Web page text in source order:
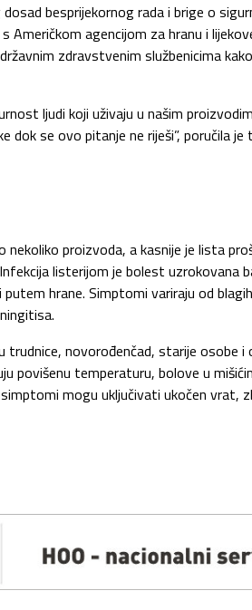
besprijekornog rada i brige o
Američkom agencijom za hranu i
zdravstvenim službenicima
ljudi koji uživaju u našim
dok se ovo pitanje ne riješi”, poručila
proizvoda, a kasnije je lista
listerijom je bolest uzrokovana
hrane. Simptomi variraju od
trudnice, novorođenčad, starije osobe
povišenu temperaturu, bolove u
simptomi mogu uključivati ukočen vrat,